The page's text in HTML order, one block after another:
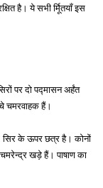
है। ये सभी र्मूितयाँ इस
पर दो पद्मासन अर्हंत
चमरवाहक हैं।
सिर के ऊपर छत्र है। कोनों
खड़े हैं। पाषाण का